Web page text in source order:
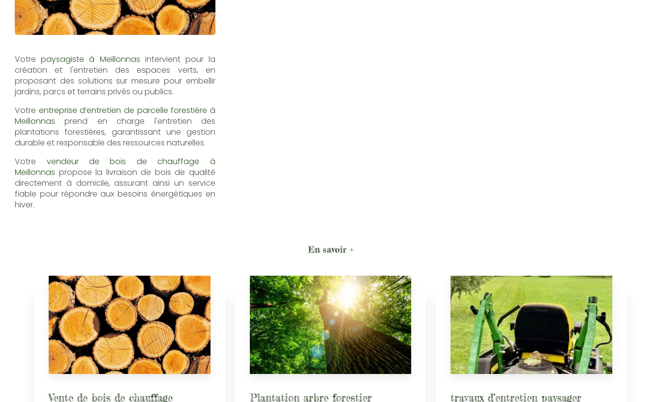
Votrepaysagiste à Meillonnas intervient pour la
création et l'entretien des espaces verts, en
proposant des solutions sur mesure pour embellir
jardins, parcs et terrains privés ou publics.
Votre entreprise d’entretien de parcelle forestière à
Meillonnas prend en charge l'entretien des
plantations forestières, garantissant une gestion
durable et responsable des ressources naturelles.
Votre vendeur de bois de chauffage à
Meillonnas propose la livraison de bois de qualité
directement à domicile, assurant ainsi un service
fiable pour répondre aux besoins énergétiques en
hiver.
En savoir +
Vente de bois de chauffage Plantation arbre forestier travaux d’entretien paysager